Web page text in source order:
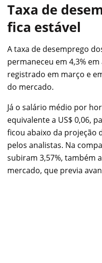
Taxa de
fica estável
A taxa de desemprego
permaneceu em 4,3%
registrado em março e
do mercado.
Já o salário médio por
equivalente a US$ 0,06,
ficou abaixo da projeção
pelos analistas. Na
subiram 3,57%, também
mercado, que previa